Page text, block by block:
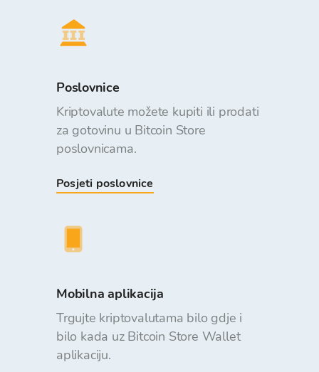
Poslovnice
Kriptovalute možete kupiti ili prodati
za gotovinu u Bitcoin Store
poslovnicama.
Posjeti poslovnice
Mobilna aplikacija
Trgujte kriptovalutama bilo gdje i
bilo kada uz Bitcoin Store Wallet
aplikaciju.